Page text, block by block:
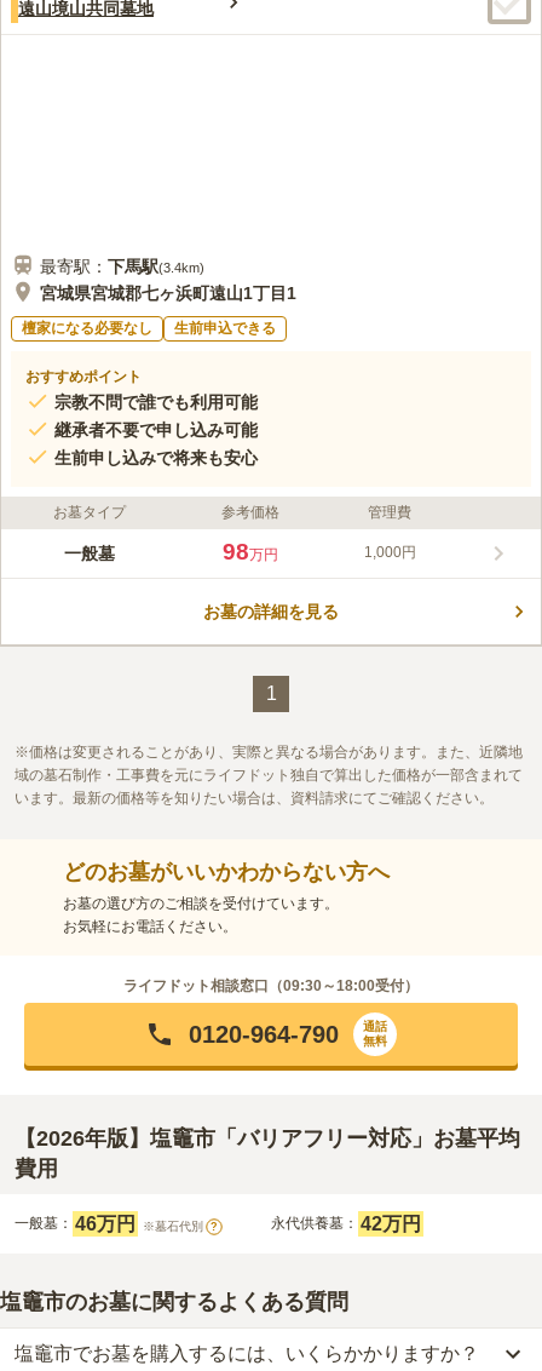
遠山境山共同墓地
最寄駅： 下馬駅(3.4km)
宮城県宮城郡七ヶ浜町遠山1丁目1
檀家になる必要なし 生前申込できる
おすすめポイント
宗教不問で誰でも利用可能
継承者不要で申し込み可能
生前申し込みで将来も安心
お墓タイプ 参考価格 管理費
一般墓 98万円 1,000円
お墓の詳細を見る
1
価格は変更されることがあり、実際と異なる場合があります。また、近隣地
域の墓石制作・工事費を元にライフドット独自で算出した価格が一部含まれて
います。最新の価格等を知りたい場合は、資料請求にてご確認ください。
どのお墓がいいかわからない方へ
お墓の選び方のご相談を受付けています。
お気軽にお電話ください。
ライフドット相談窓口（09:30～18:00受付）
0120-964-790
通話
無料
【2026年版】塩竈市「バリアフリー対応」お墓平均
費用
一般墓： 46万円 ※墓石代別 ? 永代供養墓： 42万円
塩竈市のお墓に関するよくある質問
塩竈市でお墓を購入するには、いくらかかりますか？